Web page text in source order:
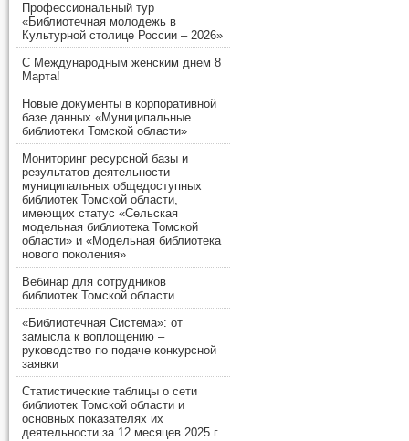
Профессиональный тур
«Библиотечная молодежь в
Культурной столице России – 2026»
С Международным женским днем 8
Марта!
Новые документы в корпоративной
базе данных «Муниципальные
библиотеки Томской области»
Мониторинг ресурсной базы и
результатов деятельности
муниципальных общедоступных
библиотек Томской области,
имеющих статус «Сельская
модельная библиотека Томской
области» и «Модельная библиотека
нового поколения»
Вебинар для сотрудников
библиотек Томской области
«Библиотечная Система»: от
замысла к воплощению –
руководство по подаче конкурсной
заявки
Статистические таблицы о сети
библиотек Томской области и
основных показателях их
деятельности за 12 месяцев 2025 г.